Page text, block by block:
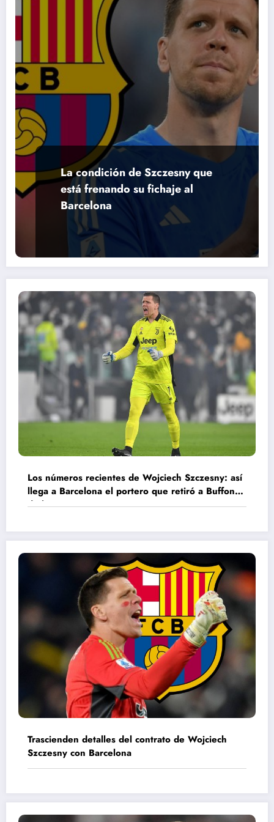
La condición de Szczesny que
está frenando su fichaje al
Barcelona
Los números recientes de Wojciech Szczesny: así
llega a Barcelona el portero que retiró a Buffon
de la Juventus
Trascienden detalles del contrato de Wojciech
Szczesny con Barcelona